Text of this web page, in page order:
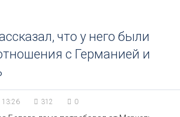
что у него были
с Германией и
13:26 312 0